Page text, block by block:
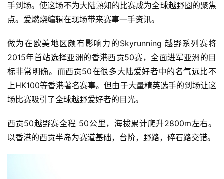
手到场。使这场不为大陆熟知的比赛成为全球越野圈的聚焦
点。爱燃烧编辑在现场带来赛事一手资讯。
做为在欧美地区颇有影响力的Skyrunning 越野系列赛将
2015年首站选择亚洲的香港西贡50赛，全面进军亚洲的目
标非常明确。而西贡50在很多大陆爱好者中的名气远比不
上HK100等香港著名赛事。但由于大量精英选手的到场让这
场比赛吸引了全球越野爱好者的目光。
西贡50越野赛全程 50公里，海拔累计爬升2800m左右。
以香港的西贡半岛为赛道基础，台阶，野路，碎石路交错。